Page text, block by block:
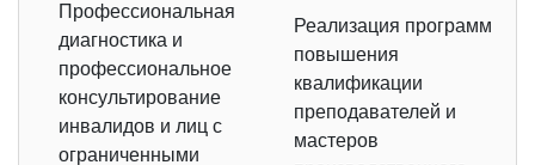
Профессиональная
диагностика и
профессиональное
консультирование
инвалидов и лиц с
ограниченными
Реализация программ
повышения
квалификации
преподавателей и
мастеров